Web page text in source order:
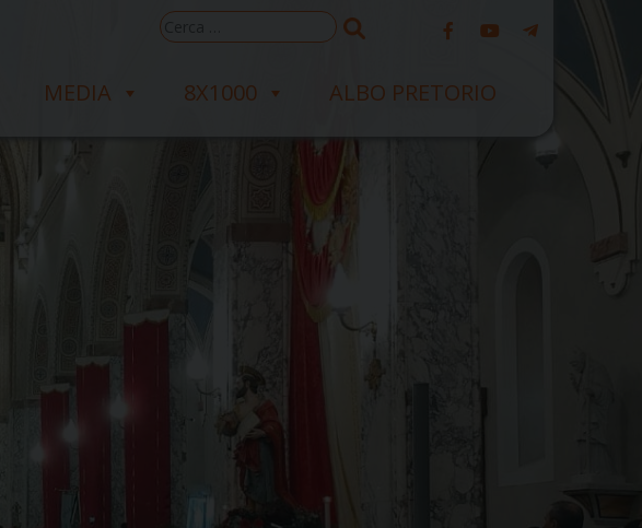
Ricerca
per:
MEDIA 8X1000 ALBO PRETORIO